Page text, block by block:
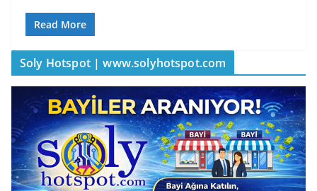
Read More
Soly Hotspot | www.solyhotspot.com